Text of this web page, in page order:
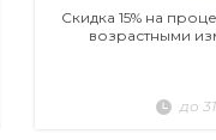
Скидка 15% на
возрастными
до